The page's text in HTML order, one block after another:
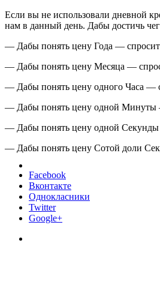
Если вы не использовали дневной
нам в данный день. Дабы достичь
— Дабы понять цену Года —
— Дабы понять цену Месяца —
— Дабы понять цену одного Часа —
— Дабы понять цену одной Минуты
— Дабы понять цену одной Секунды
— Дабы понять цену Сотой доли
Facebook
Вконтакте
Однокласники
Twitter
Google+